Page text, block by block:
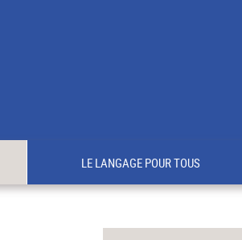
LE LANGAGE POUR TOUS